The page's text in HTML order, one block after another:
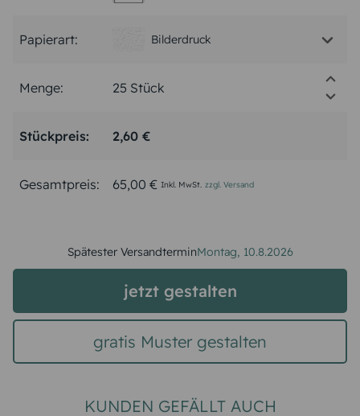
Papierart: Bilderdruck
Menge:
Stückpreis: 2,60 €
Gesamtpreis: 65,00 € Inkl. MwSt. zzgl. Versand
Spätester VersandterminMontag, 10.8.2026
jetzt gestalten
gratis Muster gestalten
KUNDEN GEFÄLLT AUCH